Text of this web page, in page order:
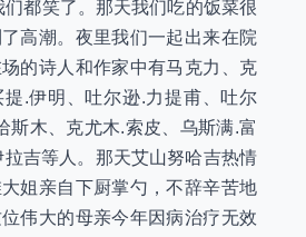
们都笑了。那天我们吃的饭菜很
高潮。夜里我们一起出来在院
的诗人和作家中有马克力、克
.伊明、吐尔逊.力提甫、吐尔
斯木、克尤木.索皮、乌斯满.富
吉等人。那天艾山努哈吉热情
姐亲自下厨掌勺，不辞辛苦地
伟大的母亲今年因病治疗无效